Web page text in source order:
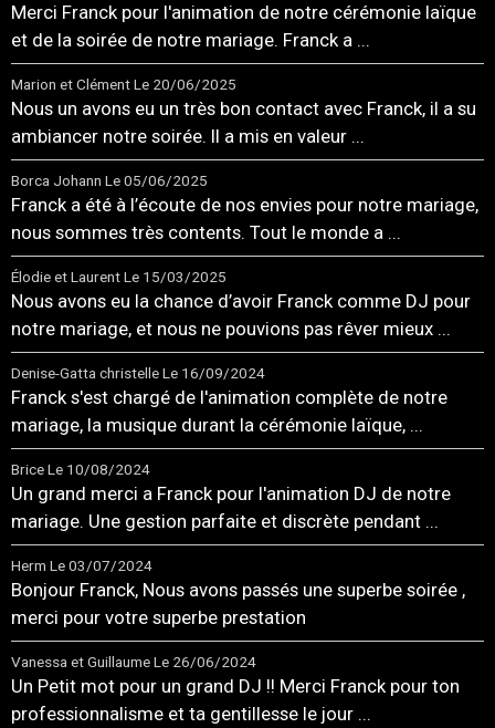
Merci Franck pour l'animation de notre cérémonie laïque
et de la soirée de notre mariage. Franck a ...
Marion et ClémentLe 20/06/2025
Nous un avons eu un très bon contact avec Franck, il a su
ambiancer notre soirée. Il a mis en valeur ...
Borca Johann Le 05/06/2025
Franck a été à l’écoute de nos envies pour notre mariage,
nous sommes très contents. Tout le monde a ...
Élodie et LaurentLe 15/03/2025
Nous avons eu la chance d’avoir Franck comme DJ pour
notre mariage, et nous ne pouvions pas rêver mieux ...
Denise-Gatta christelleLe 16/09/2024
Franck s'est chargé de l'animation complète de notre
mariage, la musique durant la cérémonie laïque, ...
BriceLe 10/08/2024
Un grand merci a Franck pour l'animation DJ de notre
mariage. Une gestion parfaite et discrète pendant ...
Herm Le 03/07/2024
Bonjour Franck, Nous avons passés une superbe soirée ,
merci pour votre superbe prestation
Vanessa et GuillaumeLe 26/06/2024
Un Petit mot pour un grand DJ !! Merci Franck pour ton
professionnalisme et ta gentillesse le jour ...